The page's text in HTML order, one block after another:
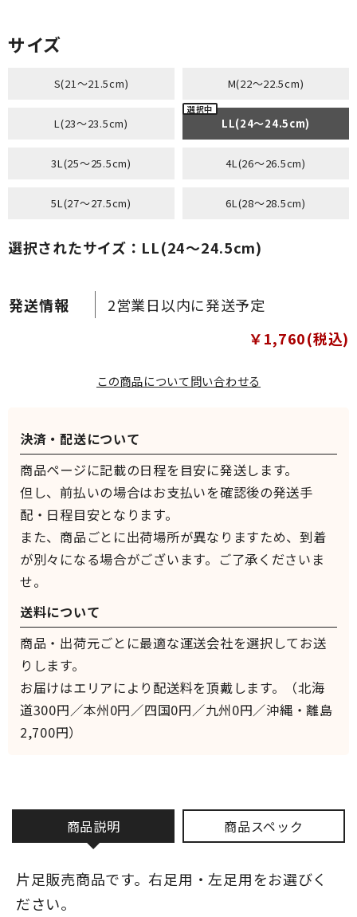
￥1,760(税込)
2営業日以内に発送予定
サイズ
S(21～21.5cm) M(22～22.5cm)
L(23～23.5cm) LL(24～24.5cm)
3L(25～25.5cm) 4L(26～26.5cm)
5L(27～27.5cm) 6L(28～28.5cm)
選択されたサイズ：LL(24～24.5cm)
この商品について問い合わせる
商品説明 商品スペック
片足販売商品です。右足用・左足用をお選びく
ださい。
決済・配送について
商品ページに記載の日程を目安に発送します。
但し、前払いの場合はお支払いを確認後の発送手
配・日程目安となります。
また、商品ごとに出荷場所が異なりますため、到着
が別々になる場合がございます。ご了承くださいま
せ。
送料について
商品・出荷元ごとに最適な運送会社を選択してお送
りします。
お届けはエリアにより配送料を頂戴します。（北海
道300円／本州0円／四国0円／九州0円／沖縄・離島
2,700円）